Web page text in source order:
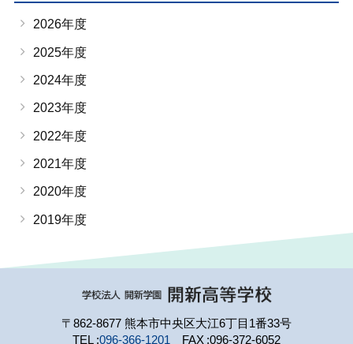
2026年度
2025年度
2024年度
2023年度
2022年度
2021年度
2020年度
2019年度
〒862-8677 熊本市中央区大江6丁目1番33号
TEL 096-366-1201 FAX 096-372-6052